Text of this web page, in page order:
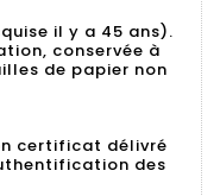
il y a 45 ans).
conservée à
de papier non
certificat délivré
des